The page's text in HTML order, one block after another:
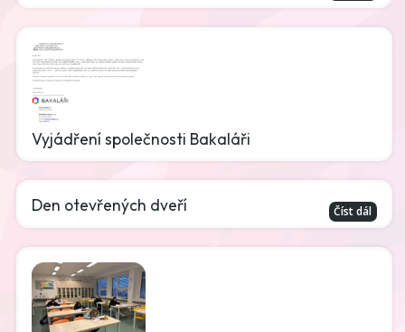
Vyjádření společnosti Bakaláři
Den otevřených dveří Číst dál